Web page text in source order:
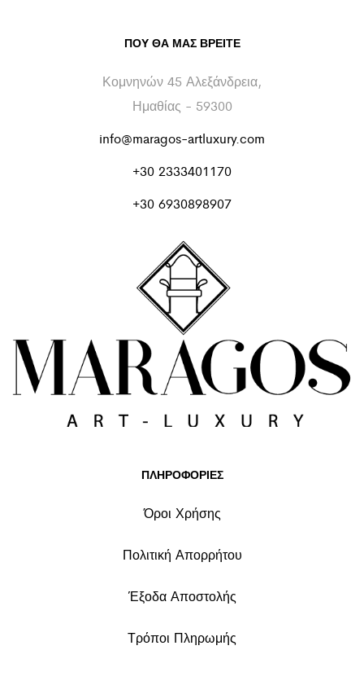
ΠΟΥ ΘΑ ΜΑΣ ΒΡΕΊΤΕ
Κομνηνών 45 Αλεξάνδρεια,
Ημαθίας - 59300
info@maragos-artluxury.com
+30 2333401170
+30 6930898907
ΠΛΗΡΟΦΟΡΙΕΣ
Όροι Χρήσης
Πολιτική Απορρήτου
Έξοδα Αποστολής
Τρόποι Πληρωμής